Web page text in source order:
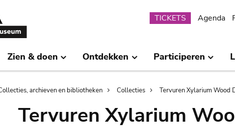
Submenu
TICKETS Agenda
Zien & doen Ontdekken Participeren
archieven en bibliotheken Collecties Tervuren Xylarium Wood
Tervuren Xylarium